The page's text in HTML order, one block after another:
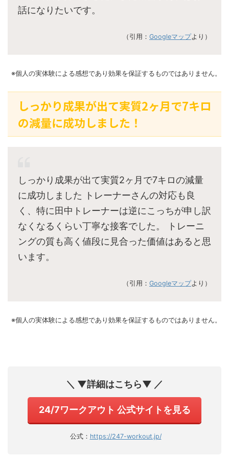
話になりたいです。
（引用： Googleマップより）
※個人の実体験による感想であり効果を保証するものではありません。
しっかり成果が出て実質2ヶ月で7キロ
の減量に成功しました！
しっかり成果が出て実質2ヶ月で7キロの減量
に成功しました トレーナーさんの対応も良
く、特に田中トレーナーは逆にこっちが申し訳
なくなるくらい丁寧な接客でした。 トレーニ
ングの質も高く値段に見合った価値はあると思
います。
（引用： Googleマップより）
※個人の実体験による感想であり効果を保証するものではありません。
＼ ▼詳細はこちら▼ ／
24/7ワークアウト 公式サイトを見る
公式： https://247-workout.jp/